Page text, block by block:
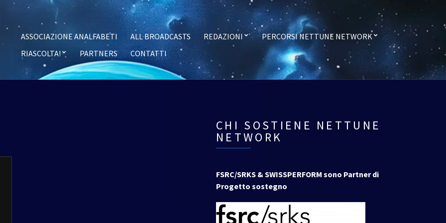
ASSOCIAZIONE ANALFABETI ALL BROADCASTS REDAZIONI
PERCORSI NETTUNE NETWORK
RIASCOLTA!
PARTNERS CONTATTI
CHI SOSTIENE NETTUNE
NETWORK
FSRC/SRKS & SWISSPERFORM sono Partner di
Progetto sostegno